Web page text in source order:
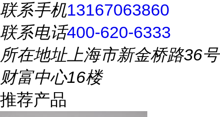
联系手机13167063860
联系电话400-620-6333
所在地址上海市新金桥路36号
财富中心16楼
推荐产品